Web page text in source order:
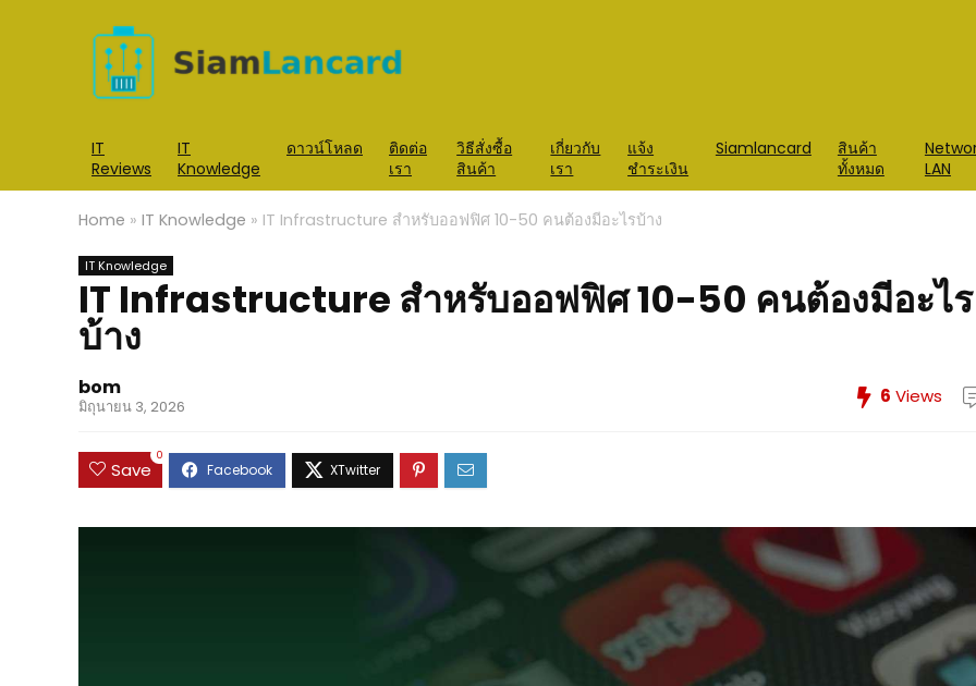
IT
Reviews
IT
Knowledge
ดาวน์โหลด
ติดต่อ
เรา
วิธีสั่งซื้อ
สินค้า
เกี่ยวกับ
เรา
แจ้ง
ชำระเงิน
Siamlancard
สินค้า
ทั้งหมด
LAN
Home » IT Knowledge » IT Infrastructure สำหรับออฟฟิศ 10-50 คนต้องมีอะไรบ้าง
IT Knowledge
IT Infrastructure สำหรับออฟฟิศ 10-50 คนต้องมีอะไร
บ้าง
bom
มิถุนายน 3, 2026 6 Views
Save
0